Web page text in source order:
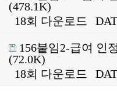
(478.1K)
18회 다운로드
156붙임2-급여 인
(72.0K)
18회 다운로드